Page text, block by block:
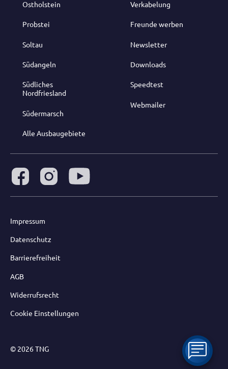
Ostholstein
Probstei
Soltau
Südangeln
Südliches
Nordfriesland
Südermarsch
Alle Ausbaugebiete
Verkabelung
Freunde werben
Newsletter
Downloads
Speedtest
Webmailer
Impressum
Datenschutz
Barrierefreiheit
AGB
Widerrufsrecht
Cookie Einstellungen
© 2026 TNG